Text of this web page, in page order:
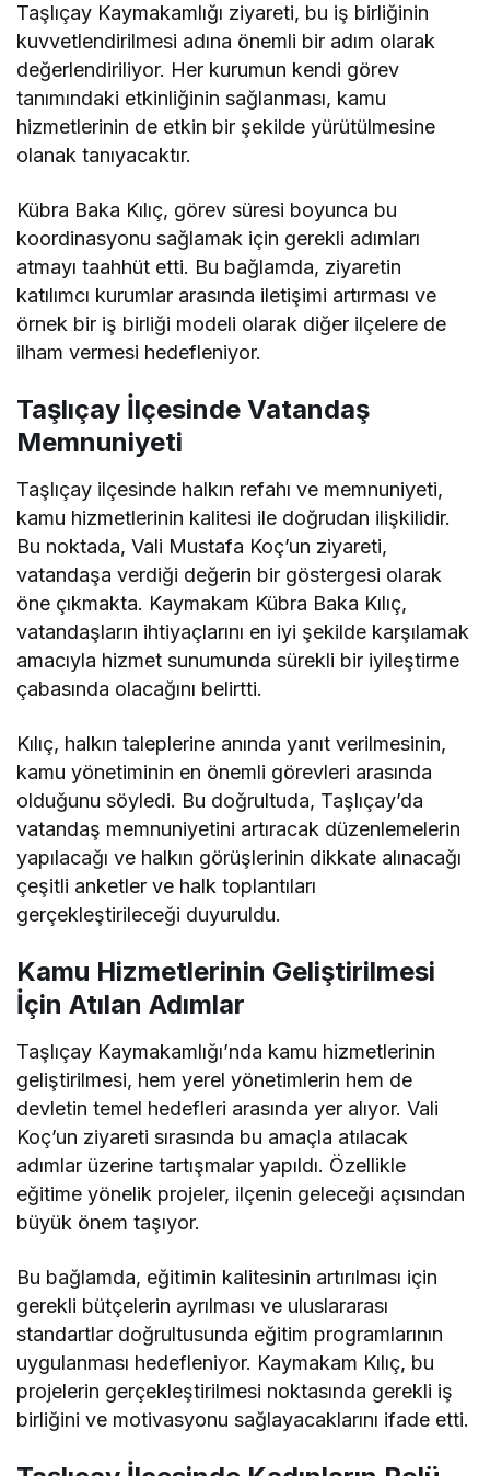
Taşlıçay Kaymakamlığı ziyareti, bu iş birliğinin
kuvvetlendirilmesi adına önemli bir adım olarak
değerlendiriliyor. Her kurumun kendi görev
tanımındaki etkinliğinin sağlanması, kamu
hizmetlerinin de etkin bir şekilde yürütülmesine
olanak tanıyacaktır.
Kübra Baka Kılıç, görev süresi boyunca bu
koordinasyonu sağlamak için gerekli adımları
atmayı taahhüt etti. Bu bağlamda, ziyaretin
katılımcı kurumlar arasında iletişimi artırması ve
örnek bir iş birliği modeli olarak diğer ilçelere de
ilham vermesi hedefleniyor.
Taşlıçay İlçesinde Vatandaş
Memnuniyeti
Taşlıçay ilçesinde halkın refahı ve memnuniyeti,
kamu hizmetlerinin kalitesi ile doğrudan ilişkilidir.
Bu noktada, Vali Mustafa Koç’un ziyareti,
vatandaşa verdiği değerin bir göstergesi olarak
öne çıkmakta. Kaymakam Kübra Baka Kılıç,
vatandaşların ihtiyaçlarını en iyi şekilde karşılamak
amacıyla hizmet sunumunda sürekli bir iyileştirme
çabasında olacağını belirtti.
Kılıç, halkın taleplerine anında yanıt verilmesinin,
kamu yönetiminin en önemli görevleri arasında
olduğunu söyledi. Bu doğrultuda, Taşlıçay’da
vatandaş memnuniyetini artıracak düzenlemelerin
yapılacağı ve halkın görüşlerinin dikkate alınacağı
çeşitli anketler ve halk toplantıları
gerçekleştirileceği duyuruldu.
Kamu Hizmetlerinin Geliştirilmesi
İçin Atılan Adımlar
Taşlıçay Kaymakamlığı’nda kamu hizmetlerinin
geliştirilmesi, hem yerel yönetimlerin hem de
devletin temel hedefleri arasında yer alıyor. Vali
Koç’un ziyareti sırasında bu amaçla atılacak
adımlar üzerine tartışmalar yapıldı. Özellikle
eğitime yönelik projeler, ilçenin geleceği açısından
büyük önem taşıyor.
Bu bağlamda, eğitimin kalitesinin artırılması için
gerekli bütçelerin ayrılması ve uluslararası
standartlar doğrultusunda eğitim programlarının
uygulanması hedefleniyor. Kaymakam Kılıç, bu
projelerin gerçekleştirilmesi noktasında gerekli iş
birliğini ve motivasyonu sağlayacaklarını ifade etti.